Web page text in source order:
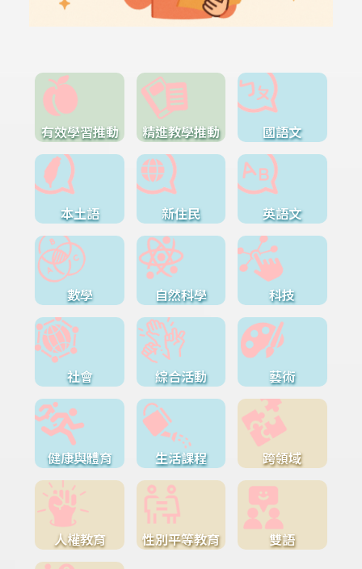
有效學習推動 精進教學推動 國語文
本土語 新住民 英語文
數學 自然科學 科技
社會 綜合活動 藝術
健康與體育 生活課程 跨領域
人權教育 性別平等教育 雙語